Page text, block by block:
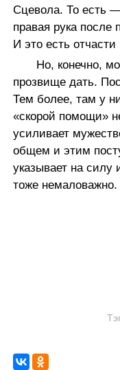
Сцевола. То есть
правая рука после
И это есть отчасти
Но, конечно,
прозвище дать.
Тем более, там у
«скорой помощи»
усиливает
общем и этим
указывает на силу
тоже немаловажно.